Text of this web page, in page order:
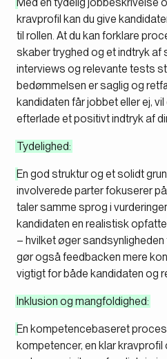
kravprofil kan du give
til rollen. At du kan forklare
skaber tryghed og et indtryk af
interviews og relevante tests
bedømmelsen er saglig og
kandidaten får jobbet eller ej,
efterlade et positivt indtryk af
Tydelighed:
En god struktur og et solidt
involverede parter fokuserer
taler samme sprog i
kandidaten en realistisk
– hvilket øger
gør også feedbacken mere
vigtigt for både kandidaten og
Inklusion og mangfoldighed:
En kompetencebaseret
kompetencer, en klar